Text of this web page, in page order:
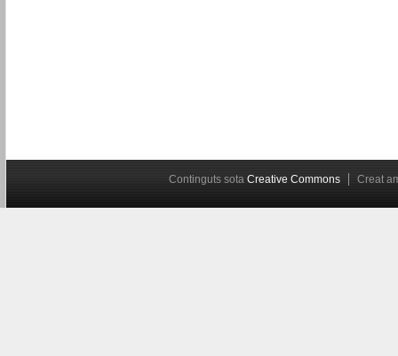
Continguts sota Creative Commons Creat